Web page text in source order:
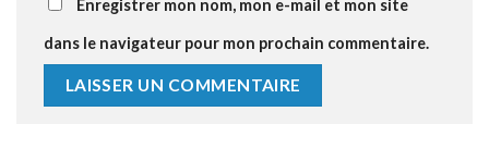
Enregistrer mon nom, mon e-mail et mon site
dans le navigateur pour mon prochain commentaire.